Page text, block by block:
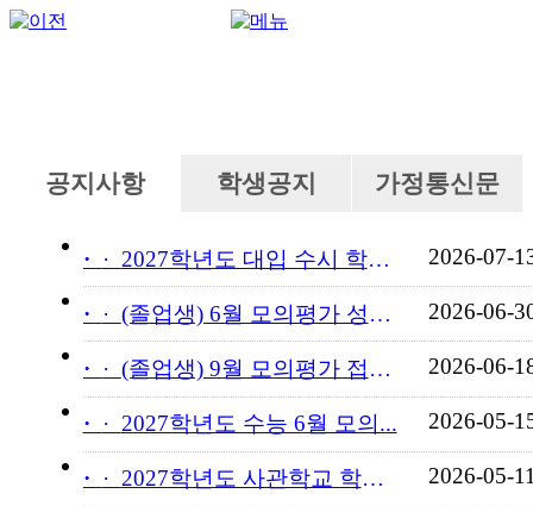
공지사항 학생공지 가정통신문
· 2027학년도 대입 수시 학교... 2026-07-
· (졸업생) 6월 모의평가 성적... 2026-06-
· (졸업생) 9월 모의평가 접수... 2026-06-
· 2027학년도 수능 6월 모의... 2026-05-
· 2027학년도 사관학교 학교장... 2026-05-